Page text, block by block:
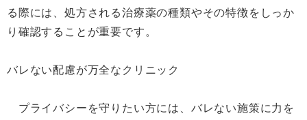
る際には、処方される治療薬の種類やその特徴をしっか
り確認することが重要です。
バレない配慮が万全なクリニック
プライバシーを守りたい方には、バレない施策に力を